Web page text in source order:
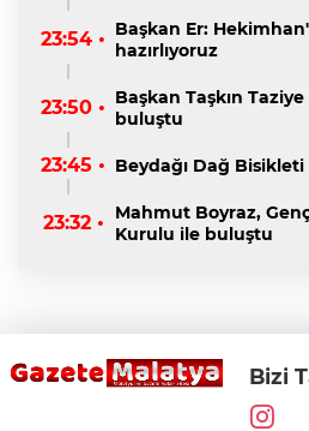
23:54 • Başkan Er:
hazırlıyoruz
23:50 • Başkan Taşkın
buluştu
23:45 • Beydağı Dağ Bisikleti
23:32 •
Mahmut Boyraz,
Kurulu ile buluştu
Bizi